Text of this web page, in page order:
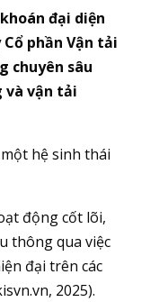
đại diện
phần Vận tải
chuyên sâu
và vận tải
hệ sinh thái
động cốt lõi,
thông qua việc
đại trên các
2025).